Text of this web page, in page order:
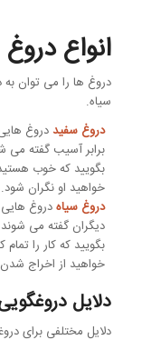
انواع دروغ
دروغ ها را می توان
سیاه.
دروغ سفیددروغ
برابر آسیب گفته
بگویید که خوب
خواهید او نگران شود.
دروغ سیاهدروغ هایی
دیگران گفته می
بگویید که کار را
خواهید از اخراج
دلایل
دلایل مختلفی برای